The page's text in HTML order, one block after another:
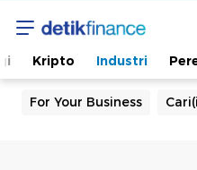
Kripto Industri
For Your Business